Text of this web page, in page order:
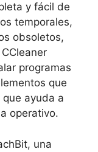
⁢y fácil de⁢
temporales,
obsoletos,
programas
‍que
ayuda a
operativo.
una